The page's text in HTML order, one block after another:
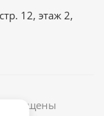
12, этаж 2,
защищены